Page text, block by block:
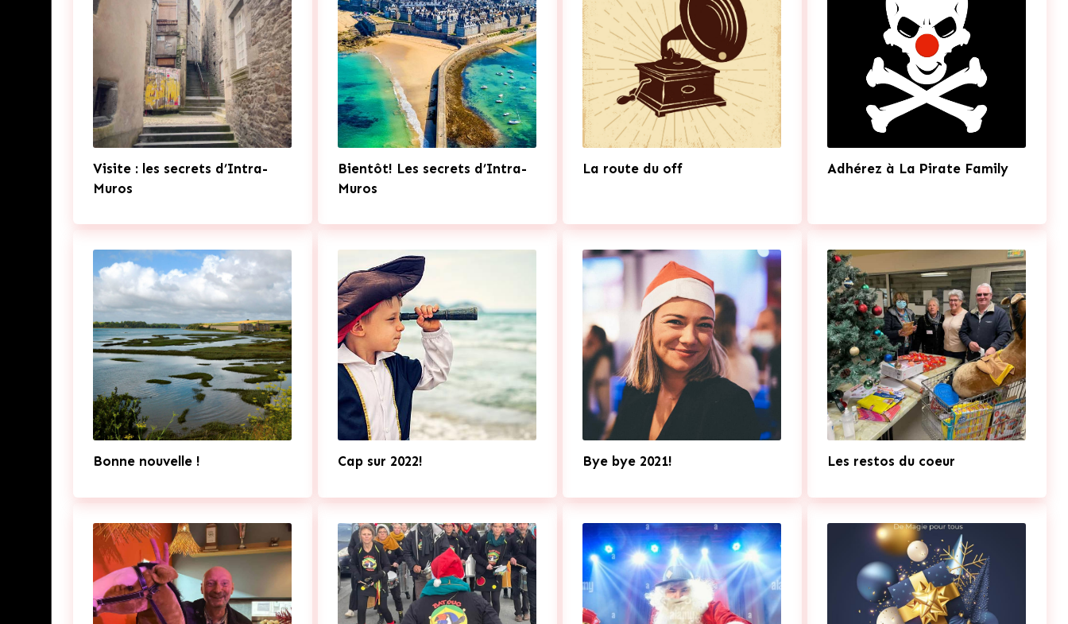
Visite : les secrets d’Intra-
Muros
Bientôt! Les secrets d’Intra-
Muros
La route du off Adhérez à La Pirate Family
Bonne nouvelle ! Cap sur 2022! Bye bye 2021! Les restos du coeur